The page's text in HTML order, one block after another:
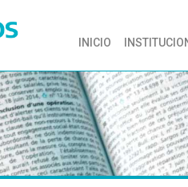
INICIO (CURRENT)